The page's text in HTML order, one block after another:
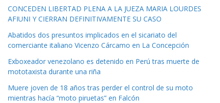
CONCEDEN LIBERTAD PLENA A LA JUEZA MARIA LOURDES
AFIUNI Y CIERRAN DEFINITIVAMENTE SU CASO
Abatidos dos presuntos implicados en el sicariato del
comerciante italiano Vicenzo Cárcamo en La Concepción
Exboxeador venezolano es detenido en Perú tras muerte de
mototaxista durante una riña
Muere joven de 18 años tras perder el control de su moto
mientras hacía “moto piruetas” en Falcón